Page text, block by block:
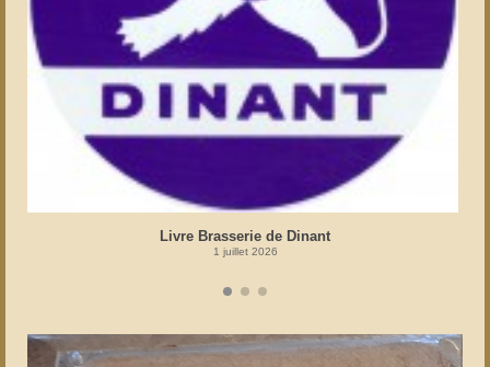
Livre Brasserie de Dinant
1 juillet 2026